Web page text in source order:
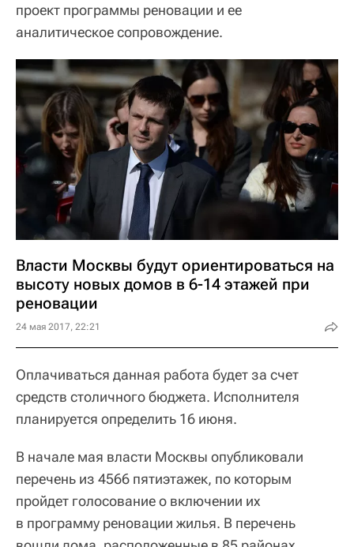
проект программы реновации и ее
аналитическое сопровождение.
Власти Москвы будут ориентироваться на
высоту новых домов в 6-14 этажей при
реновации
24 мая 2017, 22:21
Оплачиваться данная работа будет за счет
средств столичного бюджета. Исполнителя
планируется определить 16 июня.
В начале мая власти Москвы опубликовали
перечень из 4566 пятиэтажек, по которым
пройдет голосование о включении их
в программу реновации жилья. В перечень